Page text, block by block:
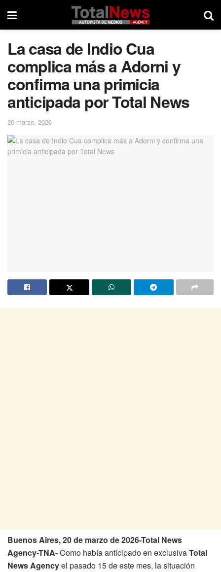
La casa de Indio Cua
complica más a Adorni y
confirma una primicia
anticipada por Total News
20 marzo, 2026
Buenos Aires, 20 de marzo de 2026-Total News
Agency-TNA-Como había anticipado en exclusivaTotal
News Agencyel pasado 15 de este mes, la situación